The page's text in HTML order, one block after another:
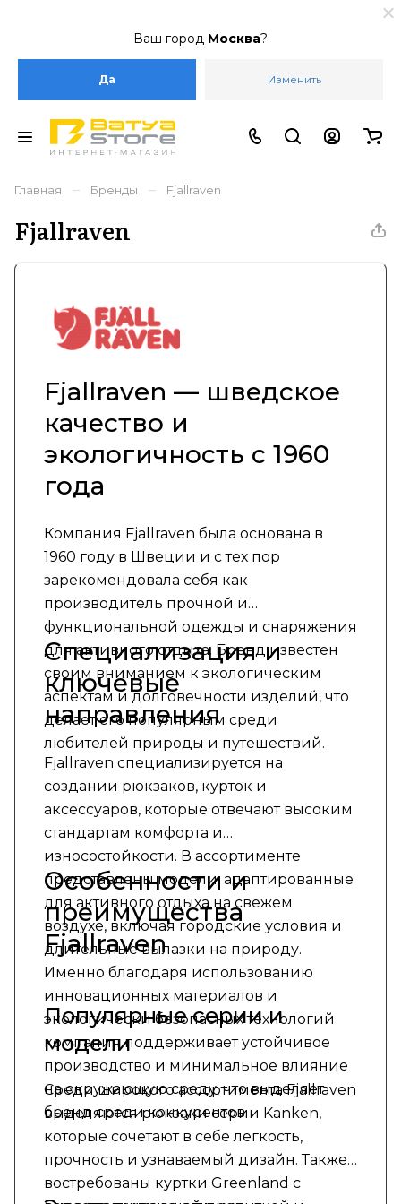
Ваш город Москва?
Да Изменить
Главная – Бренды – Fjallraven
Fjallraven
Fjallraven — шведское
качество и
экологичность с 1960
года
Компания Fjallraven была основана в
1960 году в Швеции и с тех пор
зарекомендовала себя как
производитель прочной и
функциональной одежды и снаряжения
для активного отдыха. Бренд известен
своим вниманием к экологическим
аспектам и долговечности изделий, что
делает его популярным среди
любителей природы и путешествий.
Специализация и
ключевые
направления
Fjallraven специализируется на
создании рюкзаков, курток и
аксессуаров, которые отвечают высоким
стандартам комфорта и
износостойкости. В ассортименте
представлены модели, адаптированные
для активного отдыха на свежем
воздухе, включая городские условия и
длительные вылазки на природу.
Именно благодаря использованию
инновационных материалов и
экологически безопасных технологий
компания поддерживает устойчивое
производство и минимальное влияние
на окружающую среду, что выделяет
бренд среди конкурентов.
Особенности и
преимущества
Fjallraven
Популярные серии и
модели
Среди широкого ассортимента Fjallraven
выделяются рюкзаки серии Kanken,
которые сочетают в себе легкость,
прочность и узнаваемый дизайн. Также
востребованы куртки Greenland с